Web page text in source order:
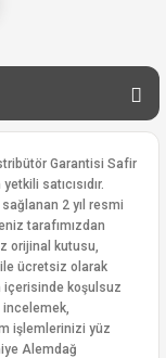
Garantisi Safir
satıcısıdır.
2 yıl resmi
tarafımızdan
orijinal kutusu,
ücretsiz olarak
içerisinde koşulsuz
işlemlerinizi yüz
Alemdağ